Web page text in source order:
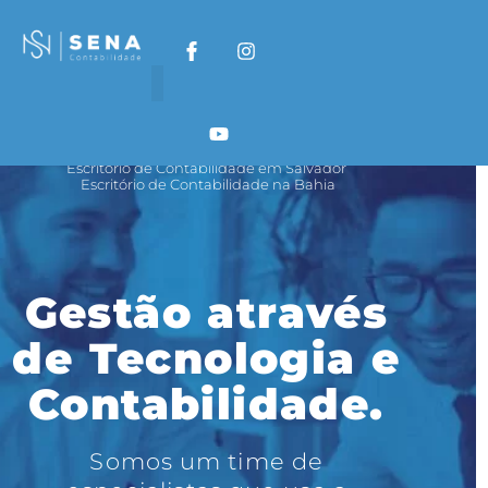
Gestão através
de Tecnologia e
Contabilidade.
Somos um time de
C O N T A B I L I D A D E D I G I T A L
Escritório de Contabilidade na Bahia
Escritório de Contabilidade em Salvador